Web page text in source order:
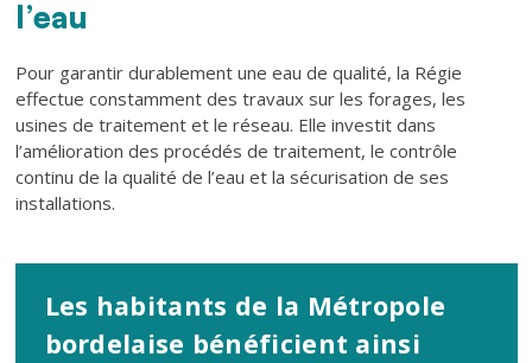
l’eau
Pour garantir durablement une eau de qualité, la Régie
effectue constamment des travaux sur les forages, les
usines de traitement et le réseau. Elle investit dans
l’amélioration des procédés de traitement, le contrôle
continu de la qualité de l’eau et la sécurisation de ses
installations.
Les habitants de la Métropole
bordelaise bénéficient ainsi